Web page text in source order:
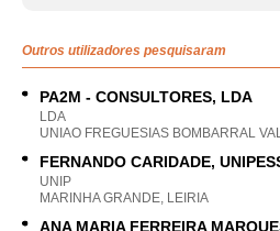
Outros utilizadores pesquisaram
PA2M - CONSULTORES, LDA
LDA
UNIAO FREGUESIAS BOMBARRAL
FERNANDO CARIDADE,
UNIP
MARINHA GRANDE, LEIRIA
ANA MARIA FERREIRA